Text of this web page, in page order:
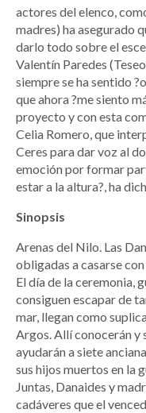
actores del elenco,
madres) ha asegurado
darlo todo sobre el
Valentín Paredes
siempre se ha sentido
que ahora ?me siento
proyecto y con esta
Celia Romero, que
Ceres para dar voz al
emoción por formar
estar a la altura?, ha
Sinopsis
Arenas del Nilo. Las
obligadas a casarse
El día de la ceremonia,
consiguen escapar de
mar, llegan como
Argos. Allí conocerán y
ayudarán a siete
sus hijos muertos en la
Juntas, Danaides y
cadáveres que el